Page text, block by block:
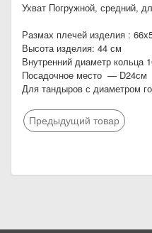
Ухват Погружной, средний,
Размах плечей изделия :
Высота изделия: 44 см
Внутренний диаметр кольца
Посадочное место — D24см
Для тандыров с диаметром
Предыдущий товар